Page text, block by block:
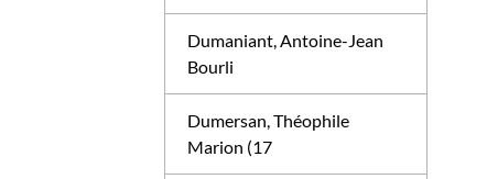
Dumaniant, Antoine-Jean
Bourli
Dumersan, Théophile
Marion (17